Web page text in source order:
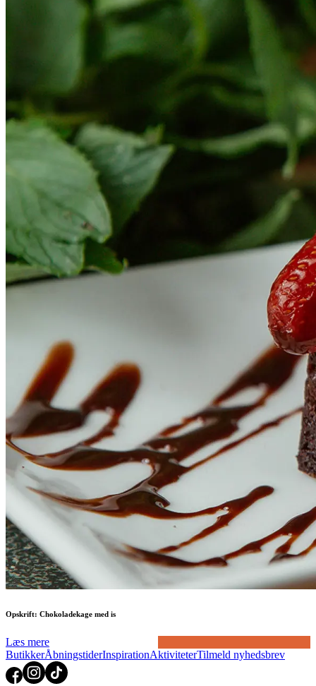
Opskrift: Chokoladekage med is
Læs mere
ButikkerÅbningstiderInspirationAktiviteterTilmeld nyhedsbrev